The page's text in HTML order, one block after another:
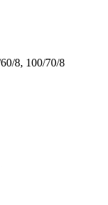
8, 100/70/8